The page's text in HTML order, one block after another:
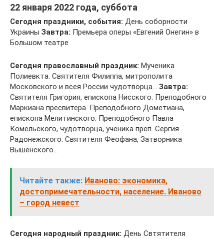
22 января 2022 года, суббота
Сегодня праздники, события: День соборности
Украины Завтра: Премьера оперы «Евгений Онегин» в
Большом театре
Сегодня православный праздник: Мученика
Полиевкта. Святителя Филиппа, митрополита
Московского и всея России чудотворца… Завтра:
Святителя Григория, епископа Нисского. Преподобного
Маркиана пресвитера. Преподобного Дометиана,
епископа Мелитинского. Преподобного Павла
Комельского, чудотворца, ученика преп. Сергия
Радонежского. Святителя Феофана, Затворника
Вышенского…
Читайте также: Иваново: экономика,
достопримечательности, население. Иваново
– город невест
Сегодня народный праздник: День Свтятителя